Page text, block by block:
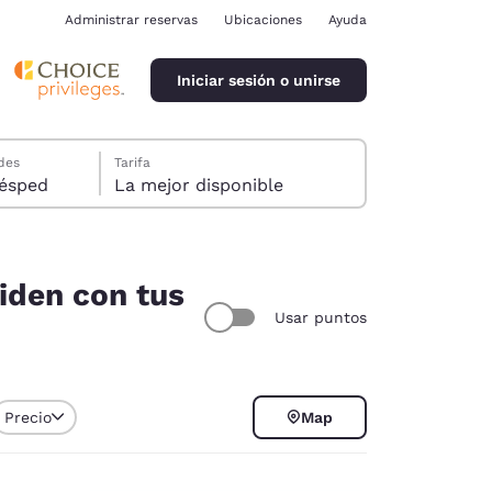
Administrar reservas Ubicaciones Ayuda
Iniciar sesión o unirse
1 huésped
Tarifa
La mejor disponible
con tus
Usar puntos
Precio Map